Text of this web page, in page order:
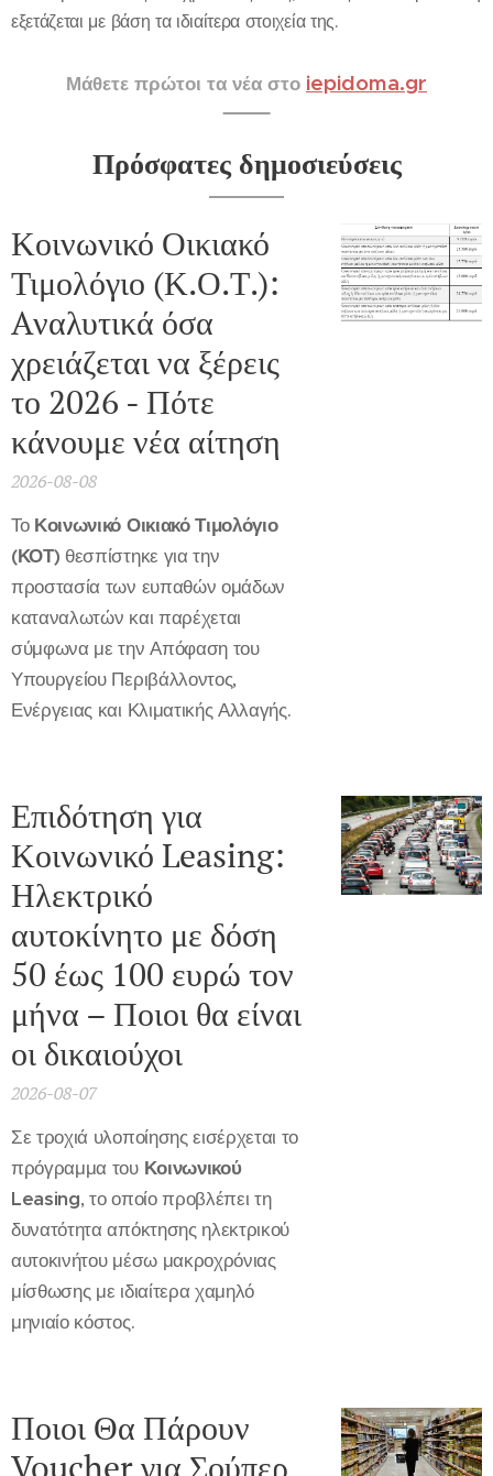
εξετάζεται με βάση τα ιδιαίτερα στοιχεία της.
Μάθετε πρώτοι τα νέα στο iepidoma.gr
Πρόσφατες δημοσιεύσεις
Κοινωνικό Οικιακό
Τιμολόγιο (Κ.Ο.Τ.):
Aναλυτικά όσα
χρειάζεται να ξέρεις
το 2026 - Πότε
κάνουμε νέα αίτηση
2026-08-08
Το Κοινωνικό Οικιακό Τιμολόγιο
(ΚΟΤ) θεσπίστηκε για την
προστασία των ευπαθών ομάδων
καταναλωτών και παρέχεται
σύμφωνα με την Απόφαση του
Υπουργείου Περιβάλλοντος,
Ενέργειας και Κλιματικής Αλλαγής.
Επιδότηση για
Κοινωνικό Leasing:
Ηλεκτρικό
αυτοκίνητο με δόση
50 έως 100 ευρώ τον
μήνα – Ποιοι θα είναι
οι δικαιούχοι
2026-08-07
Σε τροχιά υλοποίησης εισέρχεται το
πρόγραμμα του Κοινωνικού
Leasing, το οποίο προβλέπει τη
δυνατότητα απόκτησης ηλεκτρικού
αυτοκινήτου μέσω μακροχρόνιας
μίσθωσης με ιδιαίτερα χαμηλό
μηνιαίο κόστος.
Ποιοι Θα Πάρουν
Voucher για Σούπερ